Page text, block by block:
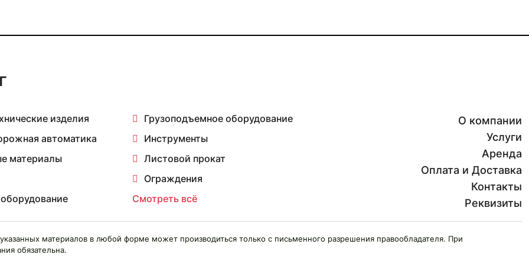
изделия
Грузоподъемное оборудование
автоматика
Инструменты
материалы
Листовой прокат
Ограждения
Смотреть всё
О компании
Услуги
Аренда
Оплата и Доставка
Контакты
Реквизиты
материалов в любой форме может производиться только с письменного разрешения правообладателя. При
обязательна.